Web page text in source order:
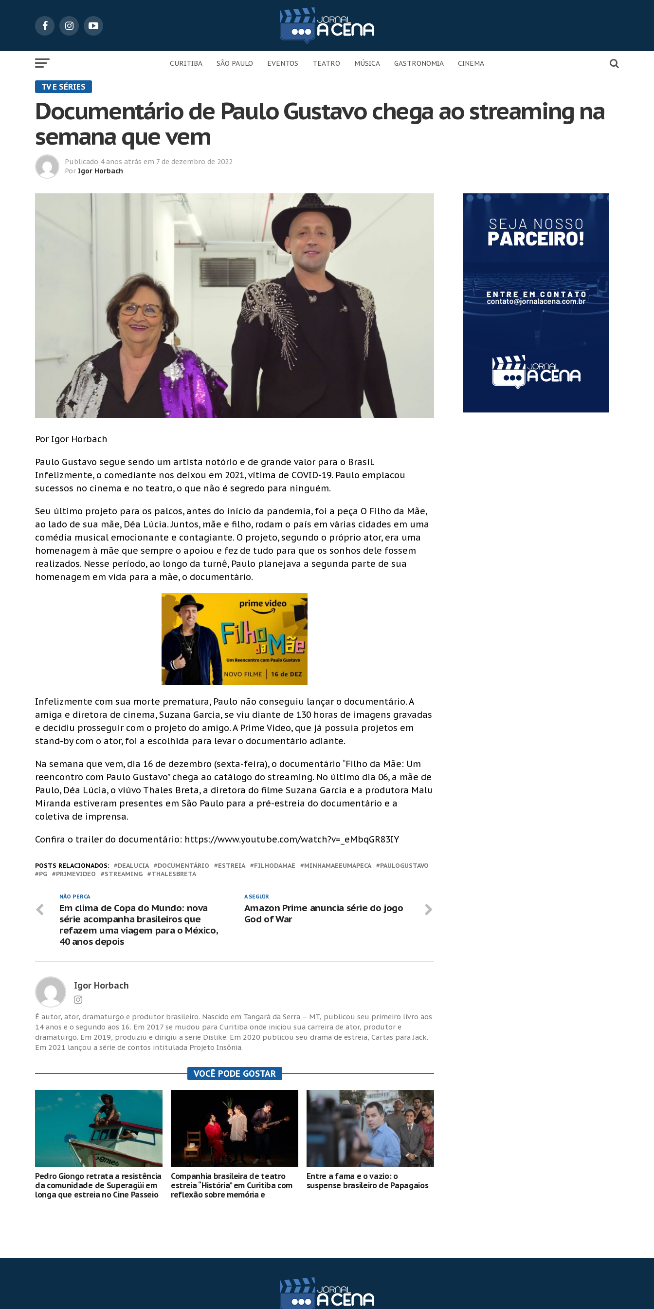
CURITIBA SÃO PAULO EVENTOS TEATRO MÚSICA GASTRONOMIA CINEMA
TV E SÉRIES
Documentário de Paulo Gustavo chega ao streaming na
semana que vem
Publicado 4 anos atrás em 7 de dezembro de 2022
Por Igor Horbach
Por Igor Horbach
Paulo Gustavo segue sendo um artista notório e de grande valor para o Brasil.
Infelizmente, o comediante nos deixou em 2021, vítima de COVID-19. Paulo emplacou
sucessos no cinema e no teatro, o que não é segredo para ninguém.
Seu último projeto para os palcos, antes do início da pandemia, foi a peça O Filho da Mãe,
ao lado de sua mãe, Déa Lúcia. Juntos, mãe e filho, rodam o país em várias cidades em uma
comédia musical emocionante e contagiante. O projeto, segundo o próprio ator, era uma
homenagem à mãe que sempre o apoiou e fez de tudo para que os sonhos dele fossem
realizados. Nesse período, ao longo da turnê, Paulo planejava a segunda parte de sua
homenagem em vida para a mãe, o documentário.
Infelizmente com sua morte prematura, Paulo não conseguiu lançar o documentário. A
amiga e diretora de cinema, Suzana Garcia, se viu diante de 130 horas de imagens gravadas
e decidiu prosseguir com o projeto do amigo. A Prime Video, que já possuia projetos em
stand-by com o ator, foi a escolhida para levar o documentário adiante.
Na semana que vem, dia 16 de dezembro (sexta-feira), o documentário “Filho da Mãe: Um
reencontro com Paulo Gustavo” chega ao catálogo do streaming. No último dia 06, a mãe de
Paulo, Déa Lúcia, o viúvo Thales Breta, a diretora do filme Suzana Garcia e a produtora Malu
Miranda estiveram presentes em São Paulo para a pré-estreia do documentário e a
coletiva de imprensa.
Confira o trailer do documentário: https://www.youtube.com/watch?v=_eMbqGR83IY
POSTS RELACIONADOS: DEALUCIA DOCUMENTÁRIO ESTREIA FILHODAMAE MINHAMAEEUMAPECA
PAULOGUSTAVO
PG
PRIMEVIDEO STREAMING THALESBRETA
A SEGUIR
Amazon Prime anuncia série do jogo
God of War
NÃO PERCA
Em clima de Copa do Mundo: nova
série acompanha brasileiros que
refazem uma viagem para o México,
40 anos depois
Igor Horbach
É autor, ator, dramaturgo e produtor brasileiro. Nascido em Tangará da Serra – MT, publicou seu primeiro livro aos
14 anos e o segundo aos 16. Em 2017 se mudou para Curitiba onde iniciou sua carreira de ator, produtor e
dramaturgo. Em 2019, produziu e dirigiu a serie Dislike. Em 2020 publicou seu drama de estreia, Cartas para Jack.
Em 2021 lançou a série de contos intitulada Projeto Insônia.
VOCÊ PODE GOSTAR
Pedro Giongo retrata a resistência
da comunidade de Superagüi em
longa que estreia no Cine Passeio
Companhia brasileira de teatro
estreia “História” em Curitiba com
reflexão sobre memória e
Entre a fama e o vazio: o
suspense brasileiro de Papagaios